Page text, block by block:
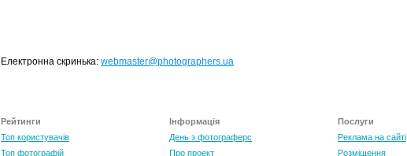
Електронна скринька: webmaster@photographers.ua
Рейтинги
Топ користувачів
Топ фотографій
Інформація
День з фотограферс
Про проект
Послуги
Реклама на сайті
Розміщення